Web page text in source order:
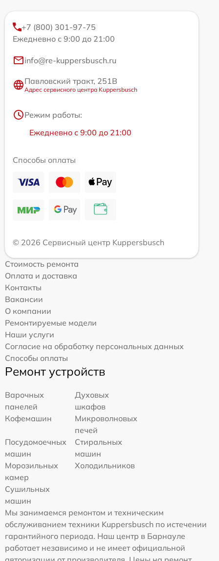
+7 (800) 301-97-75
Ежедневно с 9:00 до 21:00
info@re-kuppersbusch.ru
Павловский тракт, 251В
Адрес сервисного центра Kuppersbusch
Режим работы:
Ежедневно с 9:00 до 21:00
Способы оплаты
© 2026 Сервисный центр Kuppersbusch
Стоимость ремонта
Оплата и доставка
Контакты
Вакансии
О компании
Ремонтируемые модели
Наши услуги
Согласие на обработку персональных данных
Способы оплаты
Ремонт устройств
Варочных
панелей
Духовых
шкафов
Кофемашин
Микроволновых
печей
Посудомоечных
машин
Стиральных
машин
Морозильных
камер
Холодильников
Сушильных
машин
Мы занимаемся ремонтом и техническим
обслуживанием техники Kuppersbusch по истечении
гарантийного периода. Наш центр в Барнауле
работает независимо и не имеет официальной